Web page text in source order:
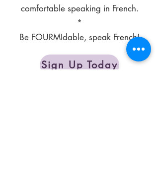
comfortable speaking in French.
*
Be FOURMIdable, speak French!
Sign Up Today